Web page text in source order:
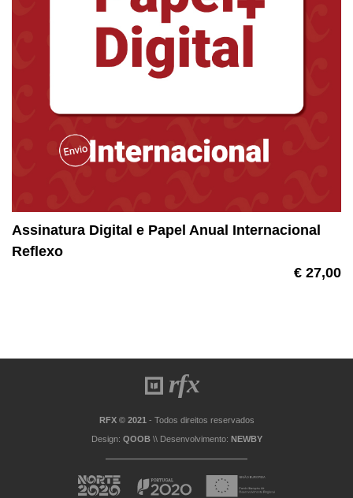
Assinatura Digital e Papel Anual Internacional
Reflexo
€ 27,00
RFX © 2021- Todos direitos reservados
Design: QOOB\\ Desenvolvimento: NEWBY